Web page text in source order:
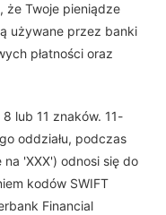
że Twoje pieniądze
używane przez banki
płatności oraz
lub 11 znaków. 11-
oddziału, podczas
'XXX') odnosi się do
kodów SWIFT
Financial